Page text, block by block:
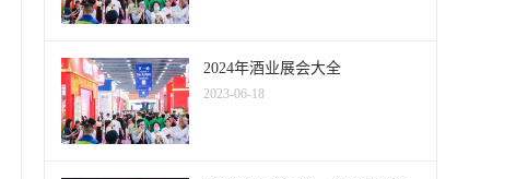
2024年酒业展会大全
2023-06-18